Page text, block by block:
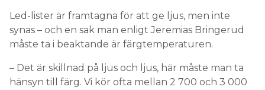
Led-lister är framtagna för att ge ljus, men inte
synas – och en sak man enligt Jeremias Bringerud
måste ta i beaktande är färgtemperaturen.
– Det är skillnad på ljus och ljus, här måste man ta
hänsyn till färg. Vi kör ofta mellan 2 700 och 3 000